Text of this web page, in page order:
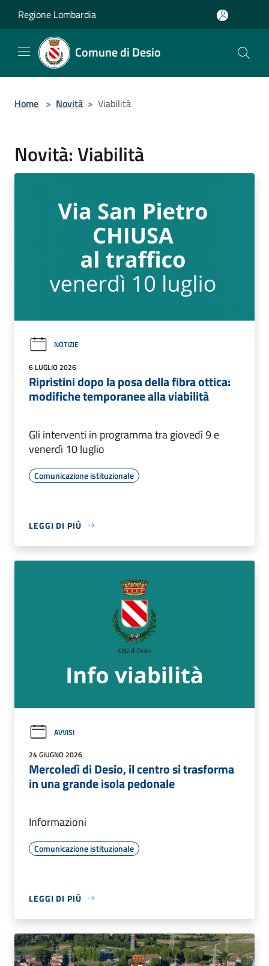
Regione Lombardia
Comune di Desio
Home > Novità > Viabilità
Novità: Viabilità
NOTIZIE
6 LUGLIO 2026
Ripristini dopo la posa della fibra ottica:
modifiche temporanee alla viabilità
Gli interventi in programma tra giovedì 9 e
venerdì 10 luglio
Comunicazione istituzionale
LEGGI DI PIÙ
AVVISI
24 GIUGNO 2026
Mercoledì di Desio, il centro si trasforma
in una grande isola pedonale
Informazioni
Comunicazione istituzionale
LEGGI DI PIÙ